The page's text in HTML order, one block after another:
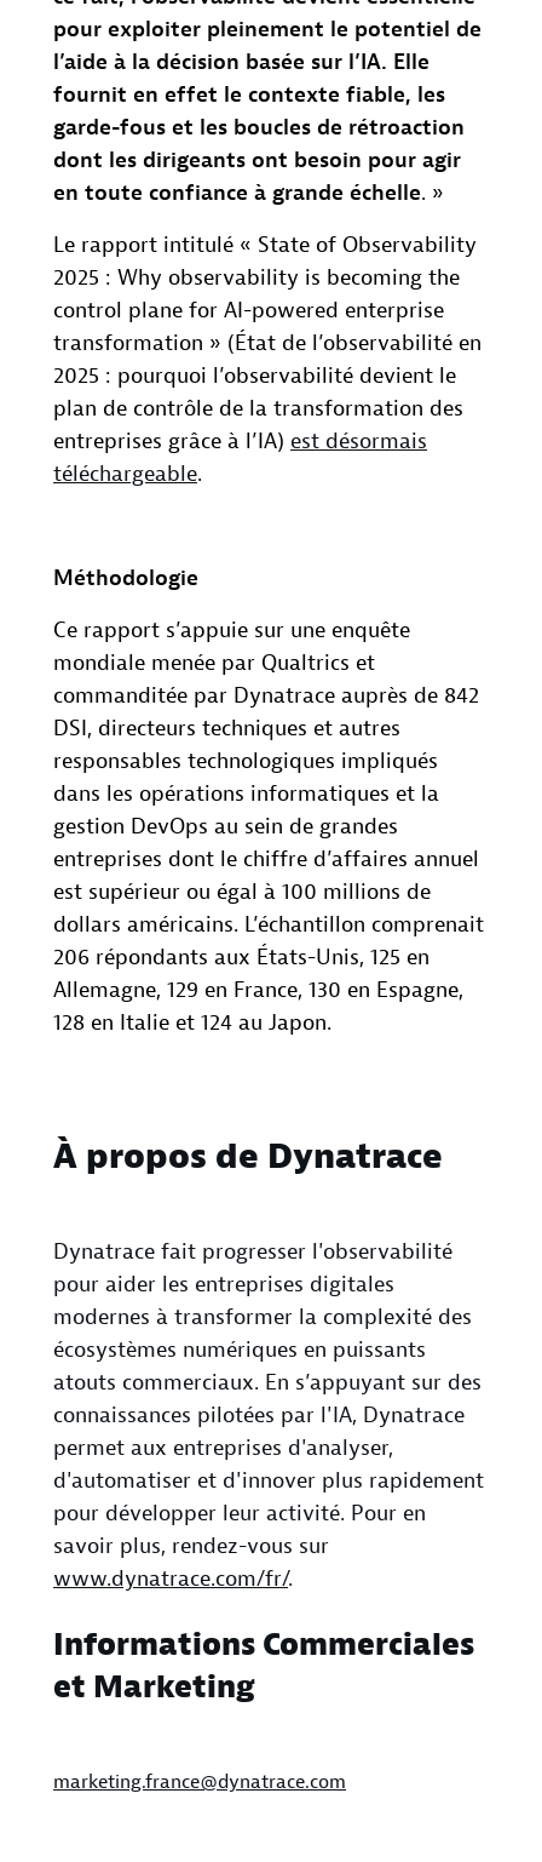
pour exploiter pleinement le potentiel de
l’aide à la décision basée sur l’IA. Elle
fournit en effet le contexte fiable, les
garde-fous et les boucles de rétroaction
dont les dirigeants ont besoin pour agir
en toute confiance à grande échelle. »
Le rapport intitulé « State of Observability
2025 : Why observability is becoming the
control plane for AI-powered enterprise
transformation » (État de l’observabilité en
2025 : pourquoi l’observabilité devient le
plan de contrôle de la transformation des
entreprises grâce à l’IA) est désormais
téléchargeable.
Méthodologie
Ce rapport s’appuie sur une enquête
mondiale menée par Qualtrics et
commanditée par Dynatrace auprès de 842
DSI, directeurs techniques et autres
responsables technologiques impliqués
dans les opérations informatiques et la
gestion DevOps au sein de grandes
entreprises dont le chiffre d’affaires annuel
est supérieur ou égal à 100 millions de
dollars américains. L’échantillon comprenait
206 répondants aux États-Unis, 125 en
Allemagne, 129 en France, 130 en Espagne,
128 en Italie et 124 au Japon.
À propos de Dynatrace
Dynatrace fait progresser l'observabilité
pour aider les entreprises digitales
modernes à transformer la complexité des
écosystèmes numériques en puissants
atouts commerciaux. En s’appuyant sur des
connaissances pilotées par l'IA, Dynatrace
permet aux entreprises d'analyser,
d'automatiser et d'innover plus rapidement
pour développer leur activité. Pour en
savoir plus, rendez-vous sur
www.dynatrace.com/fr/.
Informations Commerciales
et Marketing
marketing.france@dynatrace.com